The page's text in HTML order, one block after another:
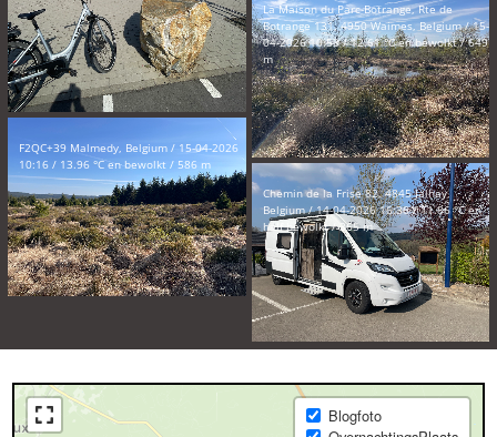
F2QC+39 Malmedy, Belgium / 15-04-2026
10:16 / 13.96 °C en bewolkt / 586 m
La Maison du Parc-Botrange, Rte de
Botrange 131, 4950 Waimes, Belgium / 15-
04-2026 10:53 / 12.61 °C en bewolkt / 649
m
Chemin de la Frise 82, 4845 Jalhay,
Belgium / 14-04-2026 16:36 / 11.86 °C en
half bewolkt / 365 m
Blogfoto